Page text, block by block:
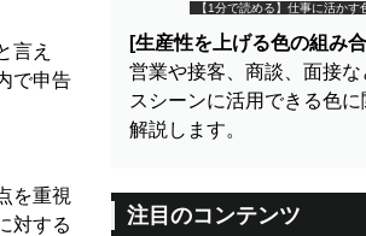
言え
で申告
を重視
対する
【1分で読める】仕事に活かす
[生産性を上げる色の組み
営業や接客、商談、面接
スシーンに活用できる色
解説します。
注目のコンテンツ